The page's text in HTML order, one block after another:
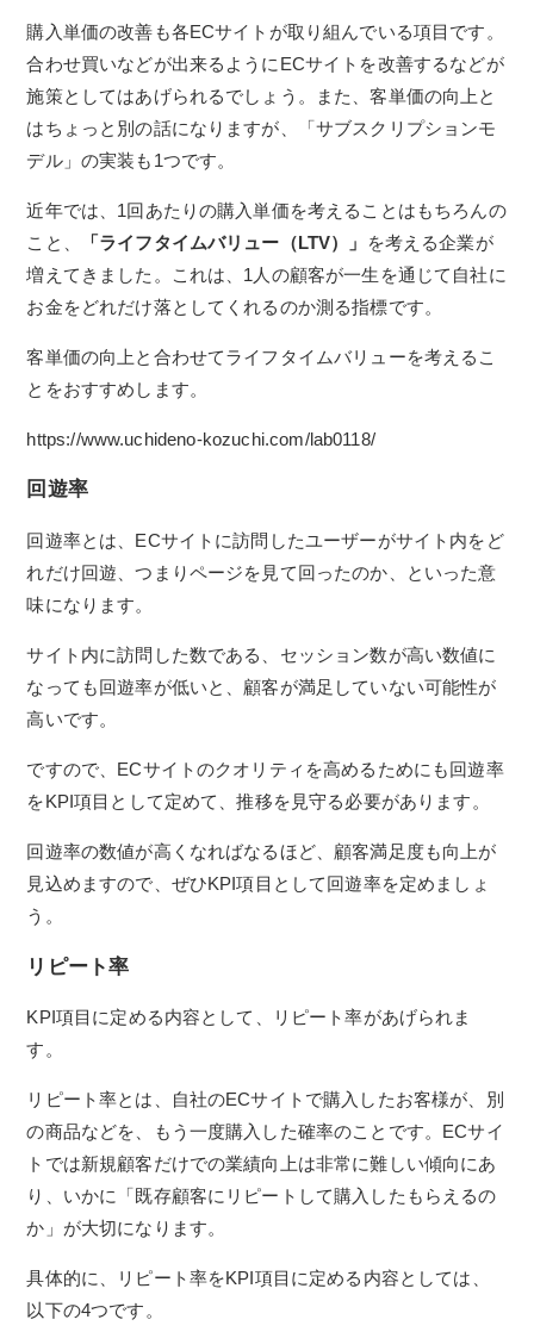
購入単価の改善も各ECサイトが取り組んでいる項目です。
合わせ買いなどが出来るようにECサイトを改善するなどが
施策としてはあげられるでしょう。また、客単価の向上と
はちょっと別の話になりますが、「サブスクリプションモ
デル」の実装も1つです。
近年では、1回あたりの購入単価を考えることはもちろんの
こと、
「ライフタイムバリュー（LTV）」
を考える企業が
増えてきました。これは、1人の顧客が一生を通じて自社に
お金をどれだけ落としてくれるのか測る指標です。
客単価の向上と合わせてライフタイムバリューを考えるこ
とをおすすめします。
https://www.uchideno-kozuchi.com/lab0118/
回遊率
回遊率とは、ECサイトに訪問したユーザーがサイト内をど
れだけ回遊、つまりページを見て回ったのか、といった意
味になります。
サイト内に訪問した数である、セッション数が高い数値に
なっても回遊率が低いと、顧客が満足していない可能性が
高いです。
ですので、ECサイトのクオリティを高めるためにも回遊率
をKPI項目として定めて、推移を見守る必要があります。
回遊率の数値が高くなればなるほど、顧客満足度も向上が
見込めますので、ぜひKPI項目として回遊率を定めましょ
う。
リピート率
KPI項目に定める内容として、リピート率があげられま
す。
リピート率とは、自社のECサイトで購入したお客様が、別
の商品などを、もう一度購入した確率のことです。ECサイ
トでは新規顧客だけでの業績向上は非常に難しい傾向にあ
り、いかに「既存顧客にリピートして購入したもらえるの
か」が大切になります。
具体的に、リピート率をKPI項目に定める内容としては、
以下の4つです。